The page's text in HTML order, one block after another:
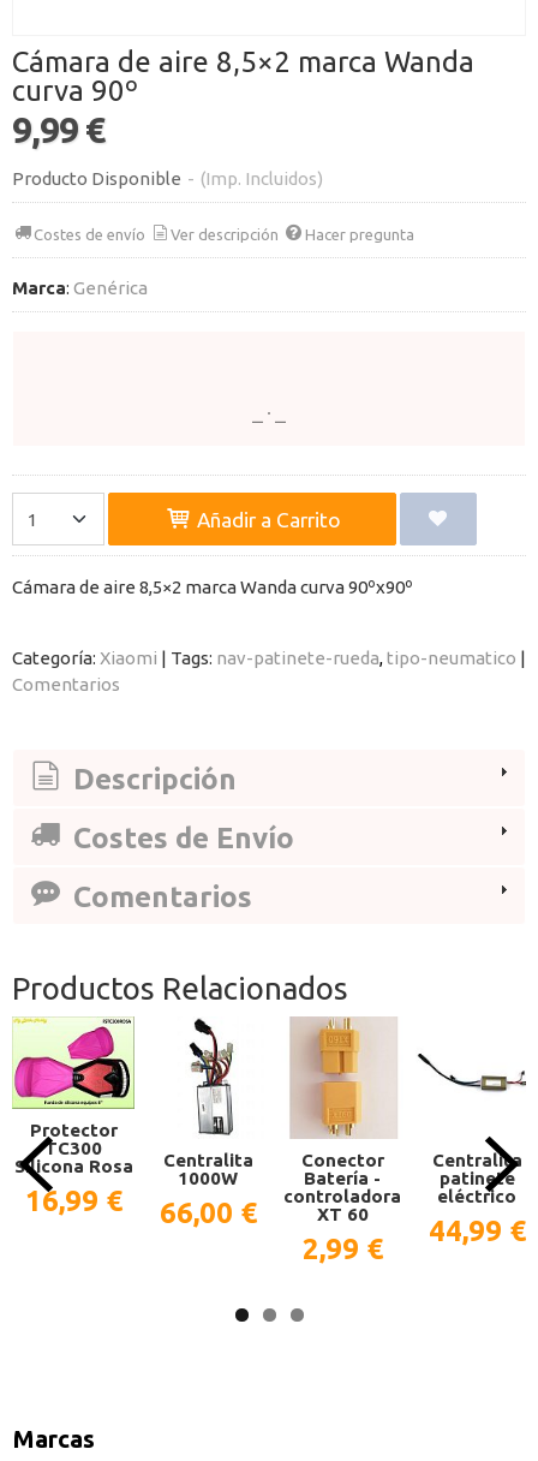
Marcas
Cámara de aire 8,5×2 marca Wanda
curva 90º
9,99 €
Producto Disponible - (Imp. Incluidos)
Costes de envío Ver descripción Hacer pregunta
Marca: Genérica
Añadir a Carrito
Cámara de aire 8,5×2 marca Wanda curva 90ºx90º
Categoría: Xiaomi | Tags: nav-patinete-rueda tipo-neumatico |
Comentarios
Descripción
Costes de Envío
Comentarios
Productos Relacionados
Protector
TC300
Silicona Rosa
16,99 €
Centralita
1000W
66,00 €
Conector
Batería -
controladora
XT 60
2,99 €
Centralita
patinete
eléctrico
44,99 €